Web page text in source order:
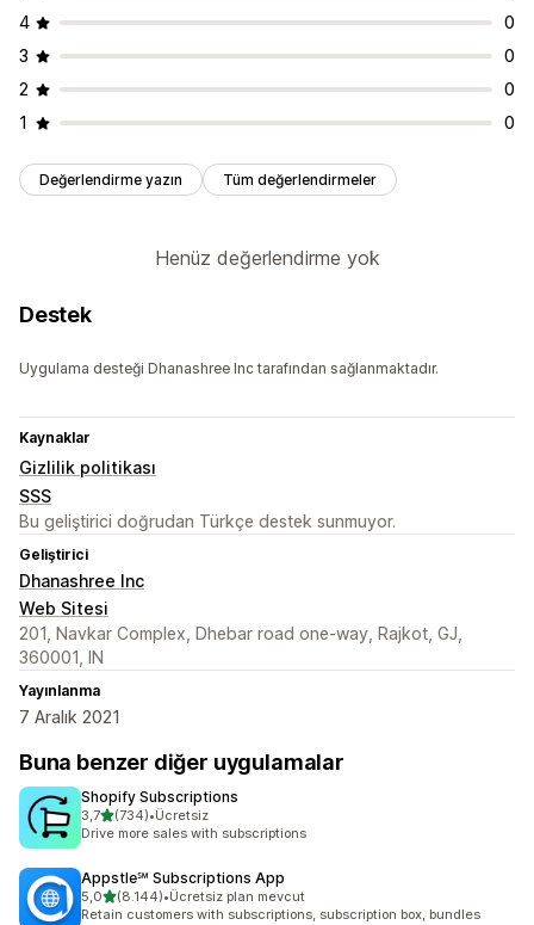
4
0
3
0
2
0
1
0
Değerlendirme yazın Tüm değerlendirmeler
Henüz değerlendirme yok
Destek
Uygulama desteği Dhanashree Inc tarafından sağlanmaktadır.
Kaynaklar
Gizlilik politikası
SSS
Bu geliştirici doğrudan Türkçe destek sunmuyor.
Geliştirici
Dhanashree Inc
Web Sitesi
201, Navkar Complex, Dhebar road one-way, Rajkot, GJ,
360001, IN
Yayınlanma
7 Aralık 2021
Buna benzer diğer uygulamalar
Shopify Subscriptions
3,75 yıldız üzerinden
(734)
toplam 734 değerlendirme
•Ücretsiz
Drive more sales with subscriptions
Appstle℠ Subscriptions App
5,05 yıldız üzerinden
(8.144)
toplam 8144 değerlendirme
•Ücretsiz plan mevcut
Retain customers with subscriptions, subscription box, bundles